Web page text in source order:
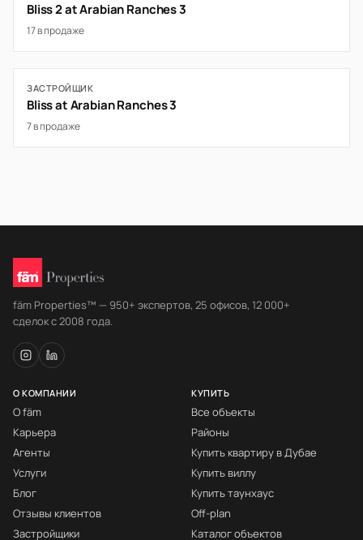
Bliss 2 at Arabian Ranches 3
17 в продаже
ЗАСТРОЙЩИК
Bliss at Arabian Ranches 3
7 в продаже
fäm Properties™ — 950+ экспертов, 25 офисов, 12 000+
сделок с 2008 года.
О КОМПАНИИ
О fäm
Карьера
Агенты
Услуги
Блог
Отзывы клиентов
Застройщики
КУПИТЬ
Все объекты
Районы
Купить квартиру в Дубае
Купить виллу
Купить таунхаус
Off-plan
Каталог объектов